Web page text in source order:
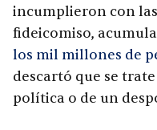
incumplieron con
fideicomiso,
los mil millones de
descartó que se
política o de un